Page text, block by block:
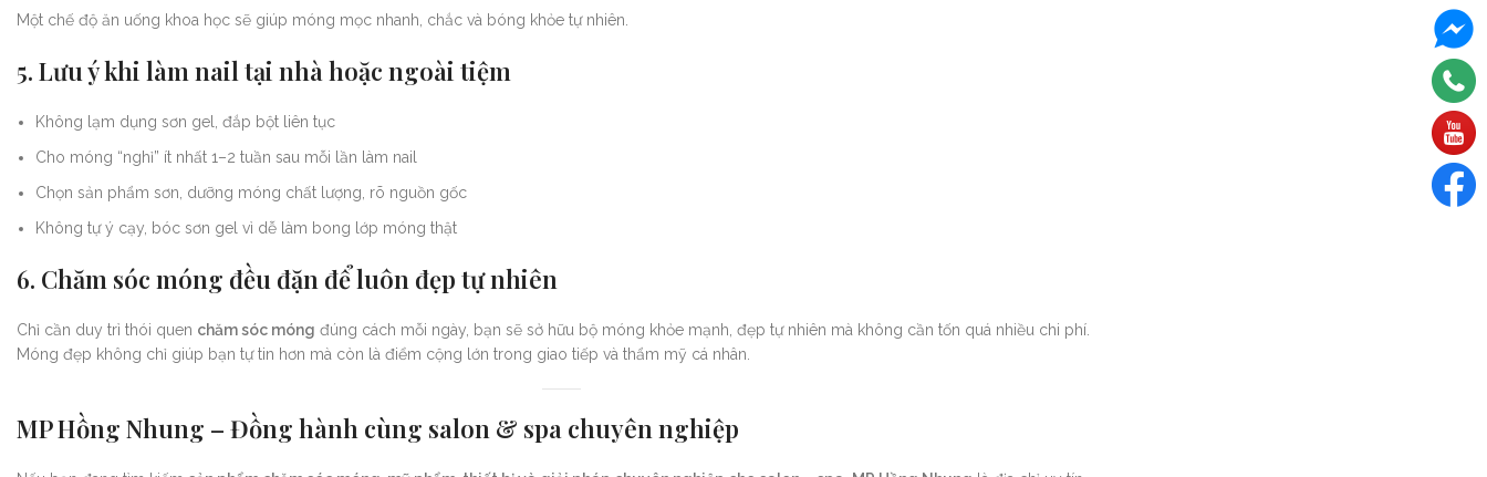
Một chế độ ăn uống khoa học sẽ giúp móng mọc nhanh, chắc và bóng khỏe tự nhiên.
5. Lưu ý khi làm nail tại nhà hoặc ngoài tiệm
Không lạm dụng sơn gel, đắp bột liên tục
Cho móng “nghỉ” ít nhất 1–2 tuần sau mỗi lần làm nail
Chọn sản phẩm sơn, dưỡng móng chất lượng, rõ nguồn gốc
Không tự ý cạy, bóc sơn gel vì dễ làm bong lớp móng thật
6. Chăm sóc móng đều đặn để luôn đẹp tự nhiên
Chỉ cần duy trì thói quen chăm sóc móng đúng cách mỗi ngày, bạn sẽ sở hữu bộ móng khỏe mạnh, đẹp tự nhiên mà không cần tốn quá nhiều chi phí.
Móng đẹp không chỉ giúp bạn tự tin hơn mà còn là điểm cộng lớn trong giao tiếp và thẩm mỹ cá nhân.
MP Hồng Nhung – Đồng hành cùng salon & spa chuyên nghiệp